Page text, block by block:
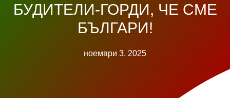
БУДИТЕЛИ-ГОРДИ, ЧЕ СМЕ
БЪЛГАРИ!
ноември 3, 2025